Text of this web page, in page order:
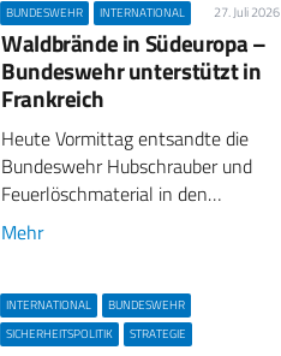
BUNDESWEHR INTERNATIONAL 27. Juli 2026
Waldbrände in Südeuropa –
Bundeswehr unterstützt in
Frankreich
Heute Vormittag entsandte die
Bundeswehr Hubschrauber und
Feuerlöschmaterial in den…
Mehr
INTERNATIONAL
BUNDESWEHR
SICHERHEITSPOLITIK
STRATEGIE